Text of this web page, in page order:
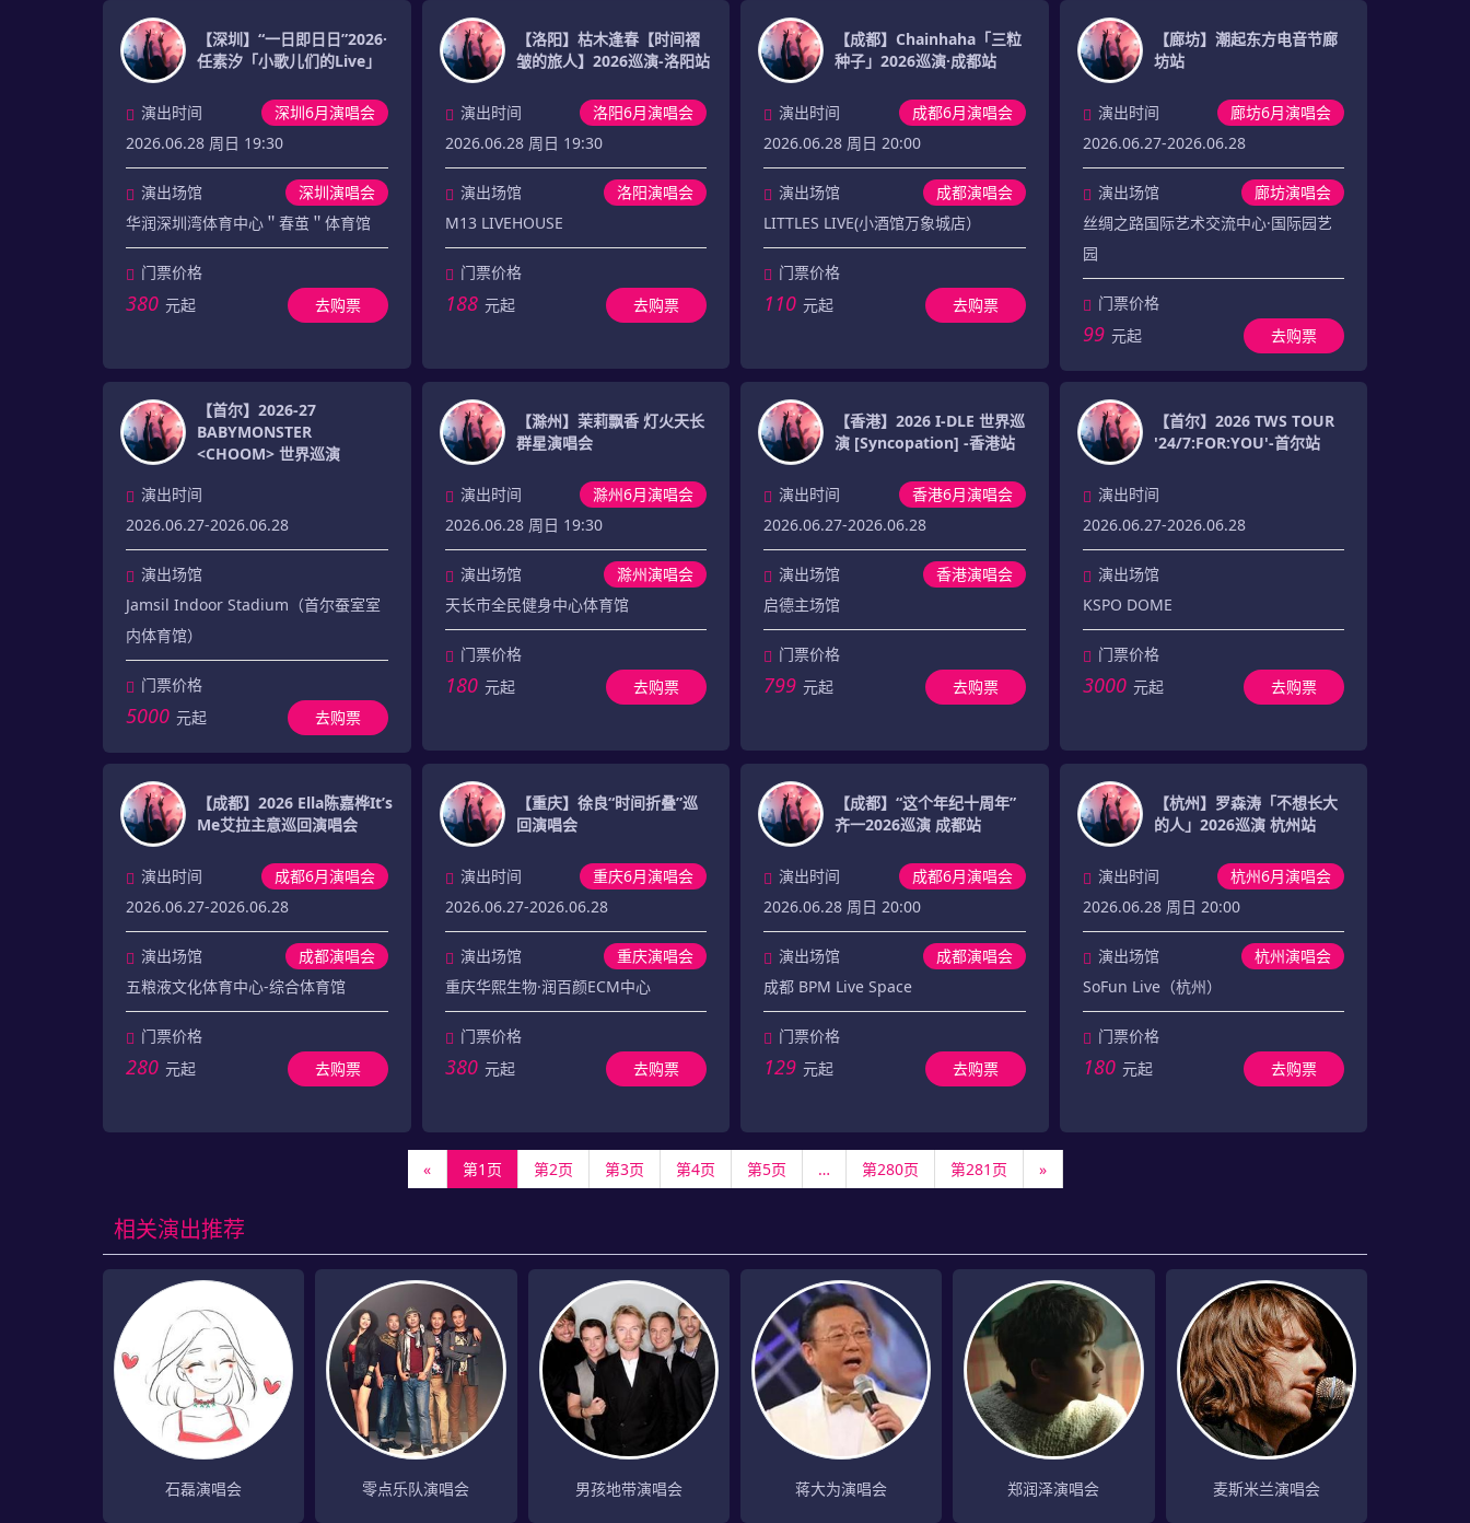
【深圳】“一日即日日”2026·
任素汐「小歌儿们的Live」
演出时间
深圳6月演唱会
2026.06.28 周日 19:30
深圳演唱会
演出场馆
华润深圳湾体育中心＂春茧＂体育馆
门票价格
380 元起 去购票
【洛阳】枯木逢春【时间褶
皱的旅人】2026巡演-洛阳站
演出时间
洛阳6月演唱会
2026.06.28 周日 19:30
洛阳演唱会
演出场馆
M13 LIVEHOUSE
门票价格
188 元起 去购票
【成都】Chainhaha「三粒
种子」2026巡演·成都站
演出时间
成都6月演唱会
2026.06.28 周日 20:00
成都演唱会
演出场馆
LITTLES LIVE(小酒馆万象城店）
门票价格
110 元起 去购票
【廊坊】潮起东方电音节廊
坊站
演出时间
廊坊6月演唱会
2026.06.27-2026.06.28
廊坊演唱会
演出场馆
丝绸之路国际艺术交流中心·国际园艺
园
门票价格
99 元起 去购票
【首尔】2026-27
BABYMONSTER
<CHOOM> 世界巡演
演出时间
2026.06.27-2026.06.28
演出场馆
Jamsil Indoor Stadium（首尔蚕室室
内体育馆）
门票价格
5000 元起 去购票
【滁州】茉莉飘香 灯火天长
群星演唱会
演出时间
滁州6月演唱会
2026.06.28 周日 19:30
滁州演唱会
演出场馆
天长市全民健身中心体育馆
门票价格
180 元起 去购票
【香港】2026 I-DLE 世界巡
演 [Syncopation] -香港站
演出时间
香港6月演唱会
2026.06.27-2026.06.28
香港演唱会
演出场馆
启德主场馆
门票价格
799 元起 去购票
【首尔】2026 TWS TOUR
'24/7:FOR:YOU'-首尔站
演出时间
2026.06.27-2026.06.28
演出场馆
KSPO DOME
门票价格
3000 元起 去购票
【成都】2026 Ella陈嘉桦It’s
Me艾拉主意巡回演唱会
演出时间
成都6月演唱会
2026.06.27-2026.06.28
成都演唱会
演出场馆
五粮液文化体育中心-综合体育馆
门票价格
280 元起 去购票
【重庆】徐良“时间折叠”巡
回演唱会
演出时间
重庆6月演唱会
2026.06.27-2026.06.28
重庆演唱会
演出场馆
重庆华熙生物·润百颜ECM中心
门票价格
380 元起 去购票
【成都】“这个年纪十周年”
齐一2026巡演 成都站
演出时间
成都6月演唱会
2026.06.28 周日 20:00
成都演唱会
演出场馆
成都 BPM Live Space
门票价格
129 元起 去购票
【杭州】罗森涛「不想长大
的人」2026巡演 杭州站
演出时间
杭州6月演唱会
2026.06.28 周日 20:00
杭州演唱会
演出场馆
SoFun Live（杭州）
门票价格
180 元起 去购票
« 第1页 第2页 第3页 第4页 第5页 … 第280页 第281页 »
相关演出推荐
石磊演唱会 零点乐队演唱会 男孩地带演唱会 蒋大为演唱会 郑润泽演唱会 麦斯米兰演唱会